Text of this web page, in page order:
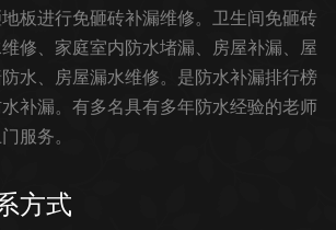
板进行免砸砖补漏维修。卫生间免砸砖
修、家庭室内防水堵漏、房屋补漏、屋
水、房屋漏水维修。是防水补漏排行榜
补漏。有多名具有多年防水经验的老师
服务。
方式